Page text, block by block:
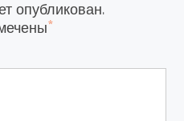
опубликован.
*